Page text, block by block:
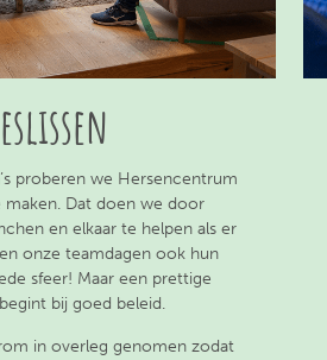
proberen we Hersencentrum
Dat doen we door
en elkaar te helpen als er
onze teamdagen ook hun
sfeer! Maar een prettige
bij goed beleid.
in overleg genomen zodat